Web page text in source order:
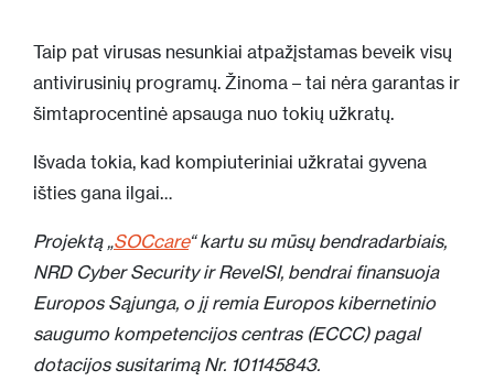
Taip pat virusas nesunkiai atpažįstamas beveik visų
antivirusinių programų. Žinoma – tai nėra garantas ir
šimtaprocentinė apsauga nuo tokių užkratų.
Išvada tokia, kad kompiuteriniai užkratai gyvena
išties gana ilgai…
Projektą „SOCcare“ kartu su mūsų bendradarbiais,
NRD Cyber Security ir RevelSI, bendrai finansuoja
Europos Sąjunga, o jį remia Europos kibernetinio
saugumo kompetencijos centras (ECCC) pagal
dotacijos susitarimą Nr. 101145843.